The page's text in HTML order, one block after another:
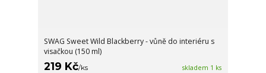
SWAG Sweet Wild Blackberry - vůně do interiéru s
visačkou (150 ml)
219 Kč/ks skladem 1 ks